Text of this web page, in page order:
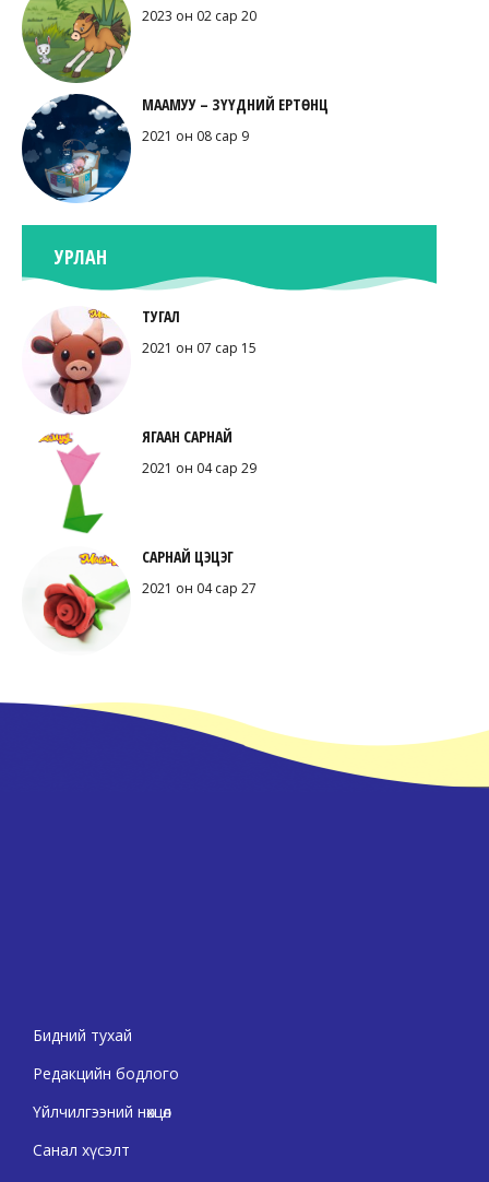
2023 он 02 сар 20
МААМУУ – ЗҮҮДНИЙ ЕРТӨНЦ
2021 он 08 сар 9
УРЛАН
ТУГАЛ
2021 он 07 сар 15
ЯГААН САРНАЙ
2021 он 04 сар 29
САРНАЙ ЦЭЦЭГ
2021 он 04 сар 27
Бидний тухай
Редакцийн бодлого
Үйлчилгээний нөхцөл
Санал хүсэлт